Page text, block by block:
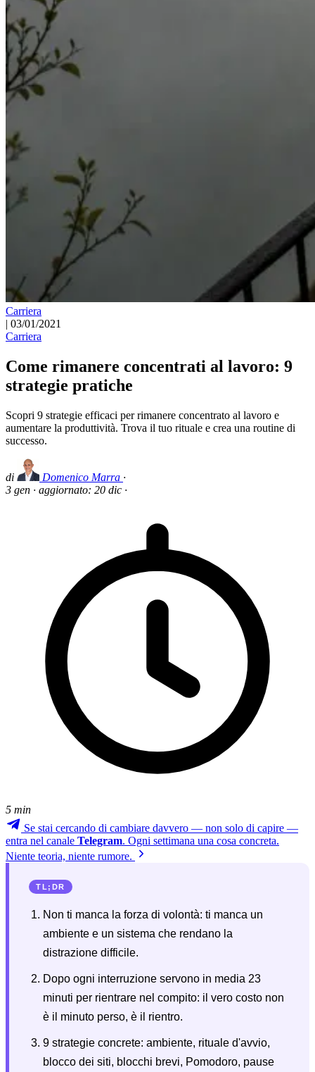
Carriera
| 03/01/2021
Carriera
Come rimanere concentrati al lavoro: 9
strategie pratiche
Scopri 9 strategie efficaci per rimanere concentrato al lavoro e
aumentare la produttività. Trova il tuo rituale e crea una routine di
successo.
di Domenico Marra ·
3 gen · aggiornato: 20 dic ·
5 min
Se stai cercando di cambiare davvero — non solo di capire —
entra nel canale Telegram. Ogni settimana una cosa concreta.
Niente teoria, niente rumore.
TL;DR
Non ti manca la forza di volontà: ti manca un
ambiente e un sistema che rendano la
distrazione difficile.
Dopo ogni interruzione servono in media 23
minuti per rientrare nel compito: il vero costo non
è il minuto perso, è il rientro.
9 strategie concrete: ambiente, rituale d'avvio,
blocco dei siti, blocchi brevi, Pomodoro, pause